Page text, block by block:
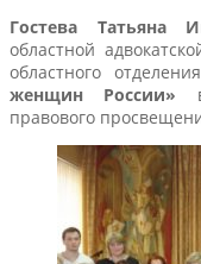
Гостева Татьяна
областной
областного
женщин России»
правового